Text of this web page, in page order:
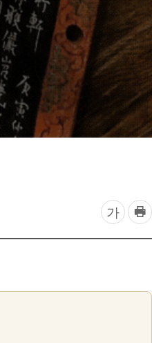
경영이념
조직안내
기부금안내
찾아오시는 길
글
자
가
프
린
트